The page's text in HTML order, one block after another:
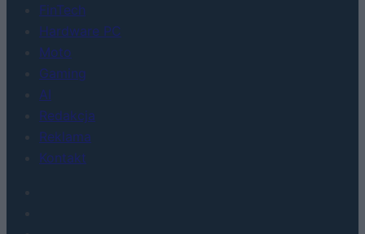
FinTech
Hardware PC
Moto
Gaming
AI
Redakcja
Reklama
Kontakt